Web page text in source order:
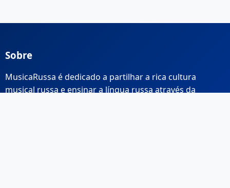
Sobre
MusicaRussa é dedicado a partilhar a rica cultura
musical russa e ensinar a língua russa através da